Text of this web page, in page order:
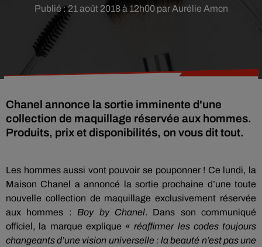
Publié : 21 août 2018 à 12h00 par Aurélie Amcn
Chanel annonce la sortie imminente d'une
collection de maquillage réservée aux hommes.
Produits, prix et disponibilités, on vous dit tout.
Les hommes aussi vont pouvoir se pouponner ! Ce lundi, la
Maison Chanel a annoncé la sortie prochaine d’une toute
nouvelle collection de maquillage exclusivement réservée
aux hommes :
Boyby Chanel.
Dans son communiqué
officiel, la marque explique « réaffirmer les codes toujours
changeants d’une vision universelle : la beauté n’est pas une